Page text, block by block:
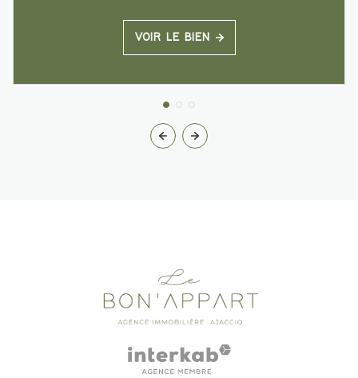
VOIR LE BIEN